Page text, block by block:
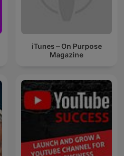
iTunes – On Purpose
Magazine